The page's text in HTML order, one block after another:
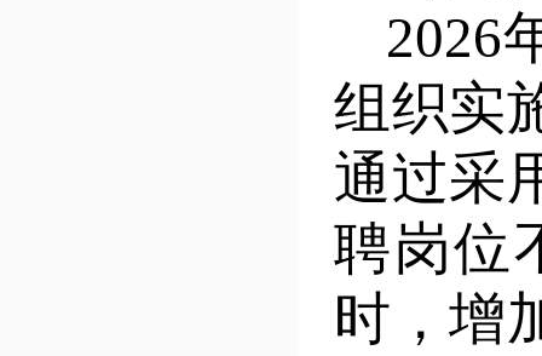
2026
组织实
通过采
聘岗位
时，增